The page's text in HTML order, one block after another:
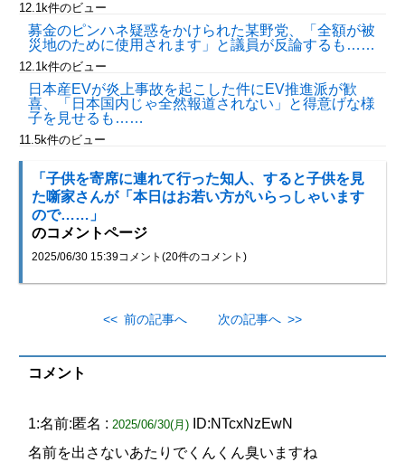
12.1k件のビュー
募金のピンハネ疑惑をかけられた某野党、「全額が被
災地のために使用されます」と議員が反論するも……
12.1k件のビュー
日本産EVが炎上事故を起こした件にEV推進派が歓
喜、「日本国内じゃ全然報道されない」と得意げな様
子を見せるも……
11.5k件のビュー
「子供を寄席に連れて行った知人、すると子供を見
た噺家さんが「本日はお若い方がいらっしゃいます
ので……」
のコメントページ
2025/06/30 15:39コメント(20件のコメント)
<< 前の記事へ 次の記事へ >>
コメント
1:名前:匿名 : 2025/06/30(月)
ID:NTcxNzEwN
名前を出さないあたりでくんくん臭いますね